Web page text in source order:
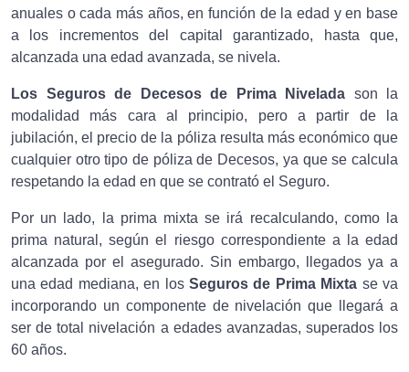
anuales o cada más años, en función de la edad y en base
a los incrementos del capital garantizado, hasta que,
alcanzada una edad avanzada, se nivela.
Los Seguros de Decesos de Prima Nivelada son la
modalidad más cara al principio, pero a partir de la
jubilación, el precio de la póliza resulta más económico que
cualquier otro tipo de póliza de Decesos, ya que se calcula
respetando la edad en que se contrató el Seguro.
Por un lado, la prima mixta se irá recalculando, como la
prima natural, según el riesgo correspondiente a la edad
alcanzada por el asegurado. Sin embargo, llegados ya a
una edad mediana, en los Seguros de Prima Mixta se va
incorporando un componente de nivelación que llegará a
ser de total nivelación a edades avanzadas, superados los
60 años.